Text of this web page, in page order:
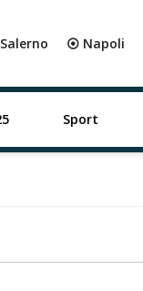
⦿ Napoli
Sport